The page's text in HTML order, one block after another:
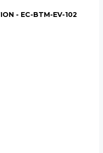
- EC-BTM-EV-102